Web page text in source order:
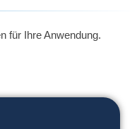
für Ihre Anwendung.